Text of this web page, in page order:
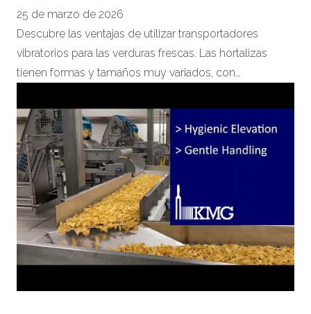
25 de marzo de 2026
Descubre las ventajas de utilizar transportadores
vibratorios para las verduras frescas. Las hortalizas
tienen formas y tamaños muy variados, con…